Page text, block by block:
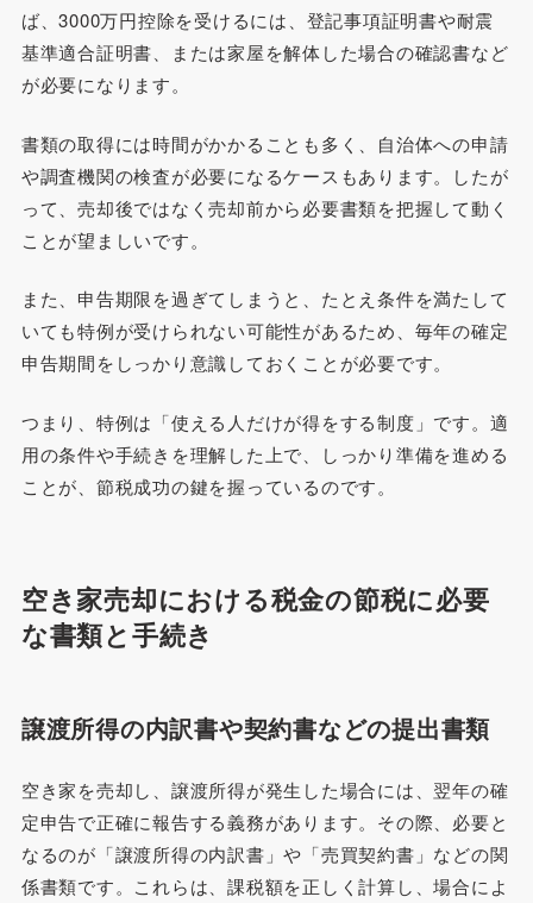
ば、3000万円控除を受けるには、登記事項証明書や耐震
基準適合証明書、または家屋を解体した場合の確認書など
が必要になります。
書類の取得には時間がかかることも多く、自治体への申請
や調査機関の検査が必要になるケースもあります。したが
って、売却後ではなく売却前から必要書類を把握して動く
ことが望ましいです。
また、申告期限を過ぎてしまうと、たとえ条件を満たして
いても特例が受けられない可能性があるため、毎年の確定
申告期間をしっかり意識しておくことが必要です。
つまり、特例は「使える人だけが得をする制度」です。適
用の条件や手続きを理解した上で、しっかり準備を進める
ことが、節税成功の鍵を握っているのです。
空き家売却における税金の節税に必要
な書類と手続き
譲渡所得の内訳書や契約書などの提出書類
空き家を売却し、譲渡所得が発生した場合には、翌年の確
定申告で正確に報告する義務があります。その際、必要と
なるのが「譲渡所得の内訳書」や「売買契約書」などの関
係書類です。これらは、課税額を正しく計算し、場合によ